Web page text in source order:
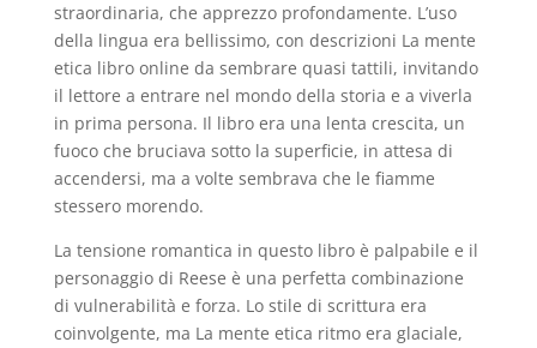
straordinaria, che apprezzo profondamente. L’uso
della lingua era bellissimo, con descrizioni La mente
etica libro online da sembrare quasi tattili, invitando
il lettore a entrare nel mondo della storia e a viverla
in prima persona. Il libro era una lenta crescita, un
fuoco che bruciava sotto la superficie, in attesa di
accendersi, ma a volte sembrava che le fiamme
stessero morendo.
La tensione romantica in questo libro è palpabile e il
personaggio di Reese è una perfetta combinazione
di vulnerabilità e forza. Lo stile di scrittura era
coinvolgente, ma La mente etica ritmo era glaciale,